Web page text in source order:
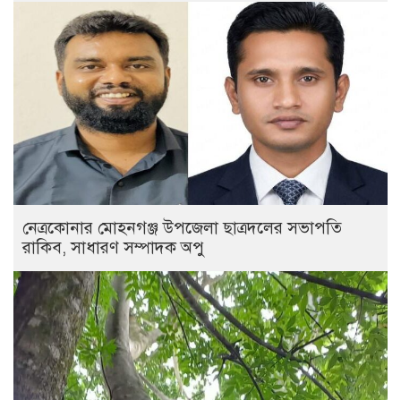
নেত্রকোনার মোহনগঞ্জ উপজেলা ছাত্রদলের সভাপতি
রাকিব, সাধারণ সম্পাদক অপু